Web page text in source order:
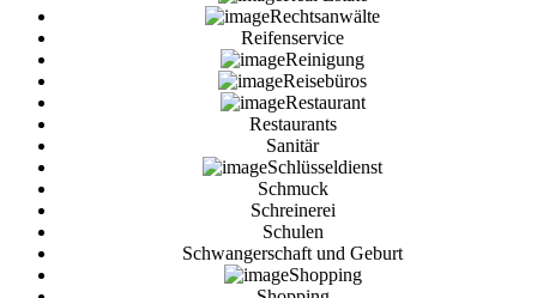
Rechtsanwälte
Reifenservice
Reinigung
Reisebüros
Restaurant
Restaurants
Sanitär
Schlüsseldienst
Schmuck
Schreinerei
Schulen
Schwangerschaft und Geburt
Shopping